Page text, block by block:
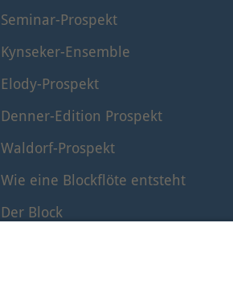
Seminar-Prospekt
Kynseker-Ensemble
Elody-Prospekt
Denner-Edition Prospekt
Waldorf-Prospekt
Wie eine Blockflöte entsteht
Der Block